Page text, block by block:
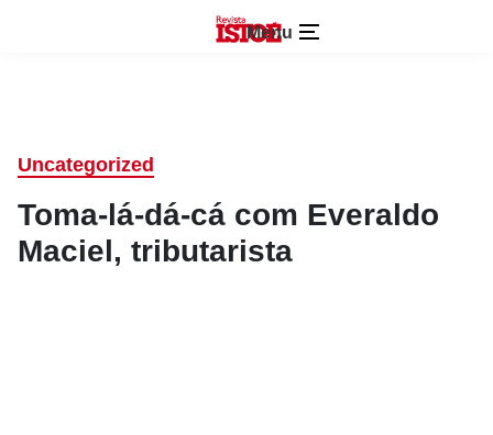
Menu
Uncategorized
Toma-lá-dá-cá com Everaldo
Maciel, tributarista